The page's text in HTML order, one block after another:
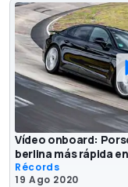
Vídeo onboard:
berlina más rápida
Récords
19 Ago 2020